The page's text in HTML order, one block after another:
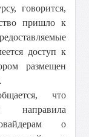
говорится,
пришло к
доступ к
размещен
что
направила
о